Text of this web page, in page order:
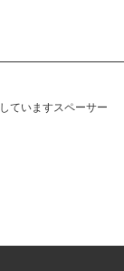
ていますスペーサー